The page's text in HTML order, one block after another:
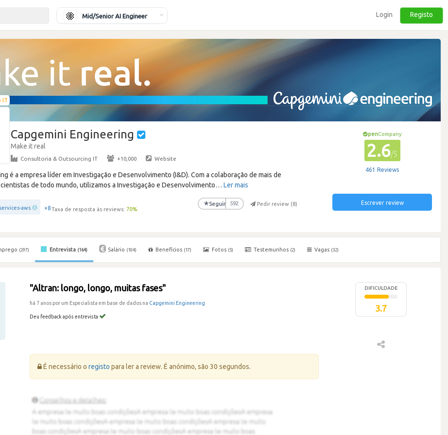
Mid/Senior AI Engineer Login Registo
IT
Capgemini Engineering
Make it real
Consultoria & Outsourcing IT · +10,000 · Website
é a empresa líder em Investigação e Desenvolvimento (I&D). Com a colaboração de mais de
de todo mundo, utilizamos a Investigação e Desenvolvimento… Ler mais
aws +8Taxa de resposta às reviews: 70%
★Seguir 592 Pedir review (8)
penCompany
2.6/5
461 Reviews
Escrever review
(297) Entrevista (164) Salário (104) Benefícios (17) Fotos (5) Testemunhos (2) Vagas (32)
"Altran: longo, longo, muitas fases"
há 7 anos por um Especialista em base de dados na Capgemini Engineering
Deu feedback após entrevista
DIFICULDADE
3.7
Erro:
É necessário oregisto para ler a review. É anónimo, são 30 segundos.